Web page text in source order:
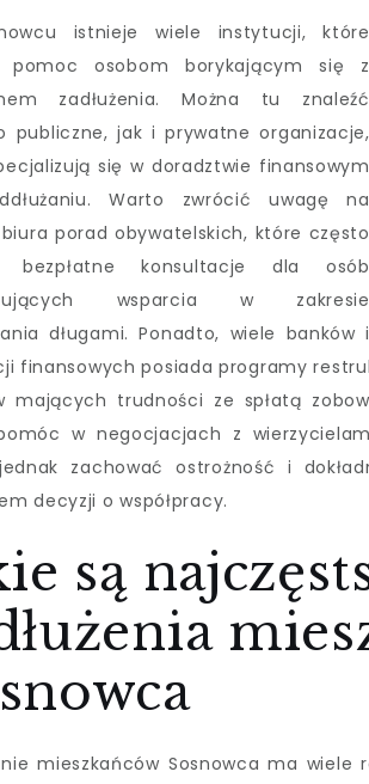
istnieje wiele instytucji, które
pomoc osobom borykającym się z
zadłużenia. Można tu znaleźć
publiczne, jak i prywatne organizacje,
się w doradztwie finansowym
Warto zwrócić uwagę na
porad obywatelskich, które często
bezpłatne konsultacje dla osób
wsparcia w zakresie
długami. Ponadto, wiele banków i
finansowych posiada programy
mających trudności ze spłatą
w negocjacjach z
zachować ostrożność i
decyzji o współpracy.
są
mieszkańców Sosnowca ma